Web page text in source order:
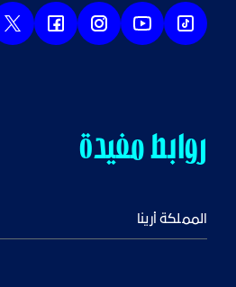
روابط مفيدة
المملكة أرينا